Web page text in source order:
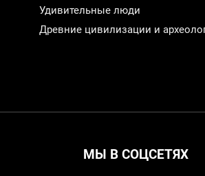
Удивительные люди
Древние цивилизации и
МЫ В СОЦСЕТЯХ